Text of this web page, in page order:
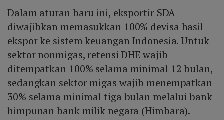
Dalam aturan baru ini, eksportir SDA
diwajibkan memasukkan 100% devisa hasil
ekspor ke sistem keuangan Indonesia. Untuk
sektor nonmigas, retensi DHE wajib
ditempatkan 100% selama minimal 12 bulan,
sedangkan sektor migas wajib menempatkan
30% selama minimal tiga bulan melalui bank
himpunan bank milik negara (Himbara).